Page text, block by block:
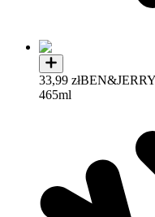
33,99 zł
465ml